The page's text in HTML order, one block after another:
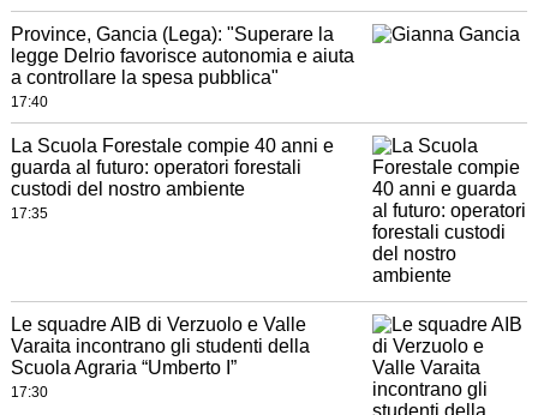
Province, Gancia (Lega): "Superare la
legge Delrio favorisce autonomia e aiuta
a controllare la spesa pubblica"
17:40
La Scuola Forestale compie 40 anni e
guarda al futuro: operatori forestali
custodi del nostro ambiente
17:35
Le squadre AIB di Verzuolo e Valle
Varaita incontrano gli studenti della
Scuola Agraria “Umberto I”
17:30